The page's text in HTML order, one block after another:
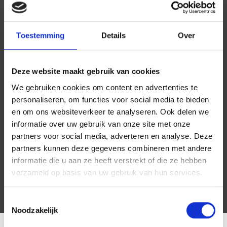
Toestemming Details Over
Deze website maakt gebruik van cookies
We gebruiken cookies om content en advertenties te
personaliseren, om functies voor social media te bieden
en om ons websiteverkeer te analyseren. Ook delen we
informatie over uw gebruik van onze site met onze
partners voor social media, adverteren en analyse. Deze
partners kunnen deze gegevens combineren met andere
informatie die u aan ze heeft verstrekt of die ze hebben
verzameld op basis van uw gebruik van hun services.
Noodzakelijk